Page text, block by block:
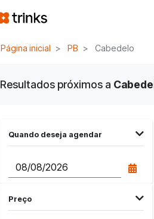
Página inicial PB Cabedelo
Resultados próximos a
Quando deseja agendar
Preço